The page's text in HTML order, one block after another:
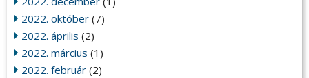
2022. október (7)
2022. április (2)
2022. március (1)
2022. február (2)